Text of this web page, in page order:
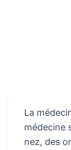
La
médecine
nez, des